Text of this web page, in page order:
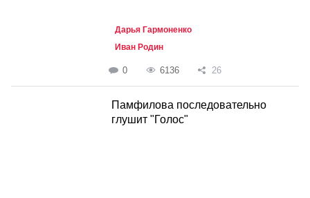
Дарья Гармоненко
Иван Родин
0 6136 26
Памфилова последовательно
глушит "Голос"